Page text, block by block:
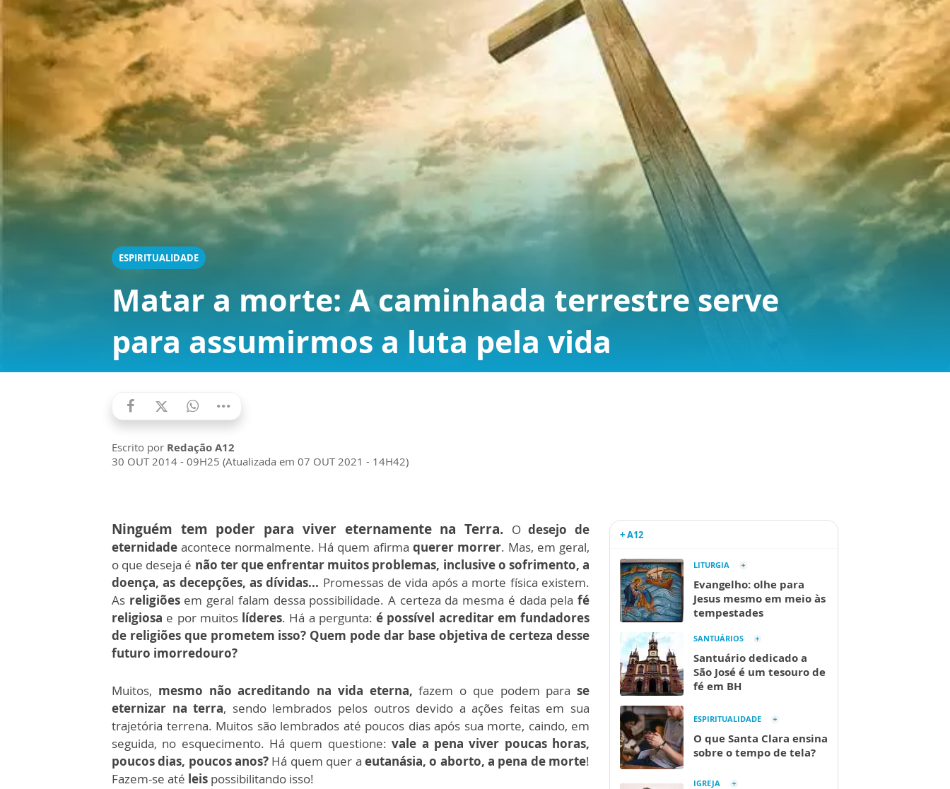
ESPIRITUALIDADE
Matar a morte: A caminhada terrestre serve
para assumirmos a luta pela vida
Escrito por Redação A12
30 OUT 2014 - 09H25 (Atualizada em 07 OUT 2021 - 14H42)
Ninguém tem poder para viver eternamente na Terra. Odesejo de
eternidade acontece normalmente. Há quem afirma querer morrer. Mas, em geral,
o que deseja é não ter que enfrentar muitos problemas, inclusive o sofrimento, a
doença, as decepções, as dívidas... Promessas de vida após a morte física existem.
As religiõesem geral falam dessa possibilidade. A certeza da mesma é dada pelafé
religiosa e por muitos líderes. Há a pergunta: é possível acreditar em fundadores
de religiões que prometem isso? Quem pode dar base objetiva de certeza desse
futuro imorredouro?
Muitos, mesmo não acreditando na vida eterna, fazem o que podem para se
eternizar na terra, sendo lembrados pelos outros devido a ações feitas em sua
trajetória terrena. Muitos são lembrados até poucos dias após sua morte, caindo, em
seguida, no esquecimento. Há quem questione:vale a pena viver poucas horas,
poucos dias, poucos anos? Há quem quer a eutanásia, o aborto, a pena de morte!
Fazem-se até leis possibilitando isso!
+ A12
LITURGIA
Evangelho: olhe para
Jesus mesmo em meio às
tempestades
SANTUÁRIOS
Santuário dedicado a
São José é um tesouro de
fé em BH
ESPIRITUALIDADE
O que Santa Clara ensina
sobre o tempo de tela?
IGREJA